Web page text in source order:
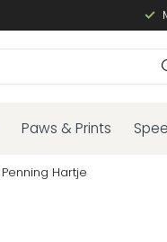
Paws & Prints
Penning Hartje